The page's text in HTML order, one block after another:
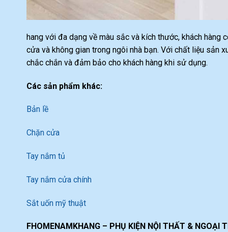
hang với đa dạng về màu sắc và kích thước, khách hàng
cửa và không gian trong ngôi nhà bạn. Với chất liệu sản
chắc chắn và đảm bảo cho khách hàng khi sử dụng.
Các sản phẩm khác:
Bản lề
Chặn cửa
Tay nắm tủ
Tay nắm cửa chính
Sắt uốn mỹ thuật
FHOMENAMKHANG – PHỤ KIỆN NỘI THẤT & NGOẠI